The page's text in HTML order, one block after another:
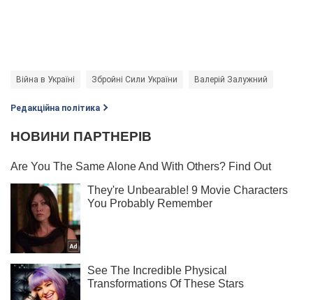
Війна в Україні Збройні Сили України Валерій Залужний
Редакційна політика